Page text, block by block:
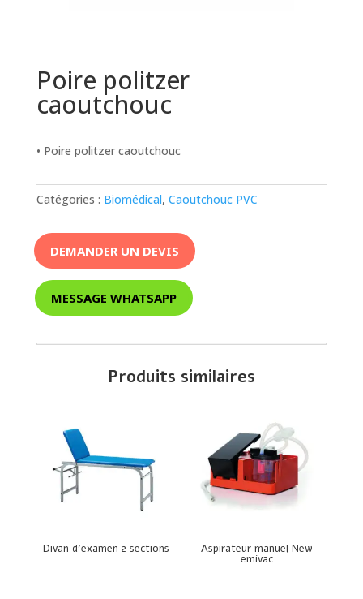
Poire politzer
caoutchouc
• Poire politzer caoutchouc
Catégories : Biomédical, Caoutchouc PVC
DEMANDER UN DEVIS
MESSAGE WHATSAPP
Produits similaires
Divan d’examen 2 sections Aspirateur manuel New
emivac